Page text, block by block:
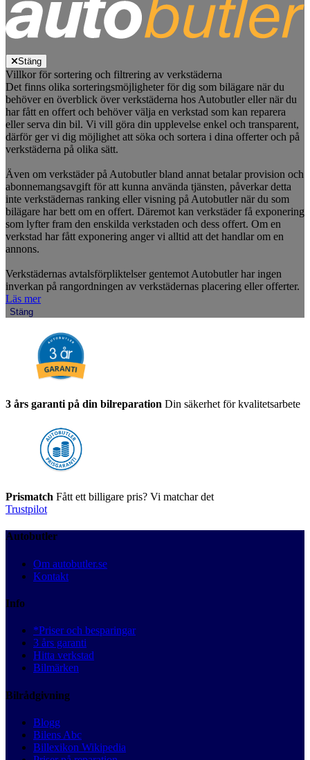
Stäng
Villkor för sortering och filtrering av verkstäderna
Det finns olika sorteringsmöjligheter för dig som bilägare när du
behöver en överblick över verkstäderna hos Autobutler eller när du
har fått en offert och behöver välja en verkstad som kan reparera
eller serva din bil. Vi vill göra din upplevelse enkel och transparent,
därför ger vi dig möjlighet att söka och sortera i dina offerter och på
verkstäderna på olika sätt.
Även om verkstäder på Autobutler bland annat betalar provision och
abonnemangsavgift för att kunna använda tjänsten, påverkar detta
inte verkstädernas ranking eller visning på Autobutler när du som
bilägare har bett om en offert. Däremot kan verkstäder få exponering
som lyfter fram den enskilda verkstaden och dess offert. Om en
verkstad har fått exponering anger vi alltid att det handlar om en
annons.
Verkstädernas avtalsförpliktelser gentemot Autobutler har ingen
inverkan på rangordningen av verkstädernas placering eller offerter.
Läs mer
Stäng
3 års garanti på din bilreparation Din säkerhet för kvalitetsarbete
Prismatch Fått ett billigare pris? Vi matchar det
Trustpilot
Autobutler
Om autobutler.se
Kontakt
Info
*Priser och besparingar
3 års garanti
Hitta verkstad
Bilmärken
Bilrådgivning
Blogg
Bilens Abc
Billexikon Wikipedia